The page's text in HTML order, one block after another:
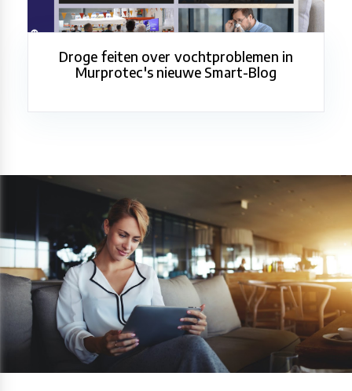
Droge feiten over vochtproblemen in
Murprotec's nieuwe Smart-Blog